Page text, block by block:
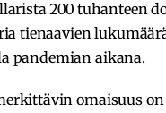
200 tuhanteen
tienaavien
pandemian aikana.
omaisuus on